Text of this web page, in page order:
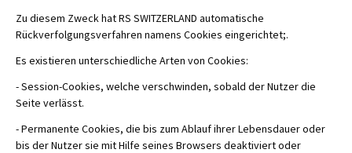
Zu diesem Zweck hat RS SWITZERLAND automatische
Rückverfolgungsverfahren namens Cookies eingerichtet;.
Es existieren unterschiedliche Arten von Cookies:
- Session-Cookies, welche verschwinden, sobald der Nutzer die
Seite verlässt.
- Permanente Cookies, die bis zum Ablauf ihrer Lebensdauer oder
bis der Nutzer sie mit Hilfe seines Browsers deaktiviert oder